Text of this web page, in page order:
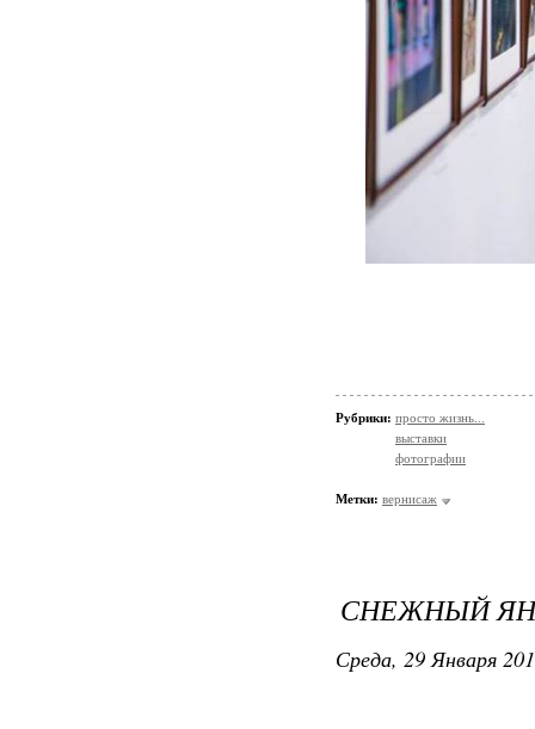
Рубрики: просто жизнь...
выставки
фотографии
Метки: вернисаж
СНЕЖНЫЙ
Среда, 29 Января